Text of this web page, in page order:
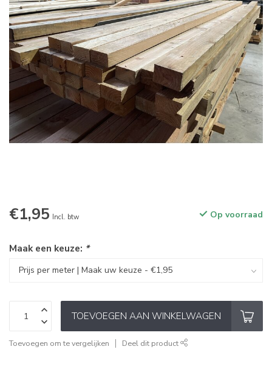
€1,95 Incl. btw Op voorraad
Maak een keuze: *
TOEVOEGEN AAN WINKELWAGEN
Toevoegen om te vergelijken Deel dit product